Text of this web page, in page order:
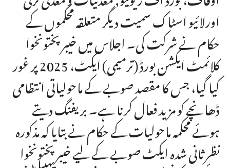
اورلائیو اسٹاک سمیت دیگر متعلقہ محکموں کے
حکام نے شرکت کی۔ اجلاس میں خیبر پختونخوا
کلائمٹ ایکشن بورڈ (ترمیمی) ایکٹ، 2025 پر غور
کیا گیا، جس کا مقصد صوبے کے ماحولیاتی انتظامی
ڈھانچے کو مزید فعال کرنا ہے۔ بریفنگ دیتے
ہوئے محکمہ ماحولیات کے حکام نے بتایا کہ مذکورہ
نظرثانی شدہ ایکٹ صوبے کے لیے خیبر پختونخوا